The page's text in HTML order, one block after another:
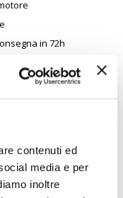
contenuti ed
media e per
inoltre
in 72h
e la pulizia auto